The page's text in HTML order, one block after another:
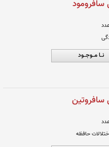
📦 ۶٠ عدد